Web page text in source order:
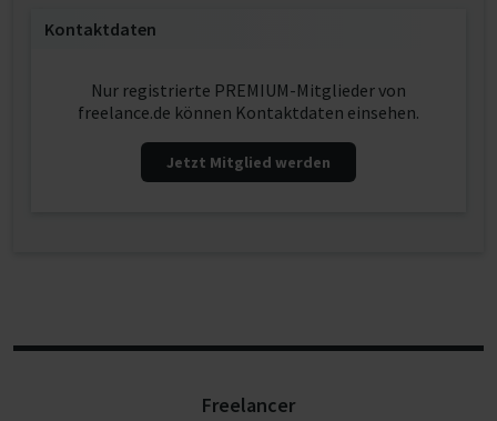
Kontaktdaten
Nur registrierte PREMIUM-Mitglieder von
freelance.de können Kontaktdaten einsehen.
Jetzt Mitglied werden
Freelancer